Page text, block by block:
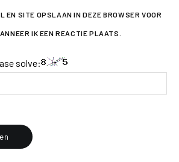
EN SITE OPSLAAN IN DEZE BROWSER VOOR
IK EEN REACTIE PLAATS.
solve: